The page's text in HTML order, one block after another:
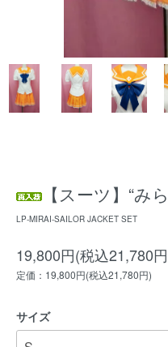
【スーツ】“み
LP-MIRAI-SAILOR JACKET SET
19,800円(税込21,780
定価：19,800円(税込21,780円)
サイズ